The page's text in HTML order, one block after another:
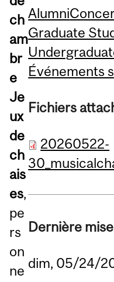
ch
am
br
e
Je
ux
de
ch
ais
es,
pe
rs
on
ne
Alumni
Graduate
Événements
Fichiers
20260522-
Dernière
dim, 05/24/